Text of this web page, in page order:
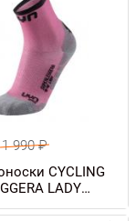
1 990₽
CYCLING
LADY